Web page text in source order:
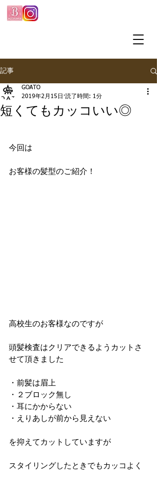
記事
短くてもカッコいい◎
GOATO
2019年2月15日 読了時間: 1分
今回は
お客様の髪型のご紹介！
高校生のお客様なのですが
頭髪検査はクリアできるようカットさ
せて頂きました
・前髪は眉上
・２ブロック無し
・耳にかからない
・えりあしが前から見えない
を抑えてカットしていますが
スタイリングしたときでもカッコよく